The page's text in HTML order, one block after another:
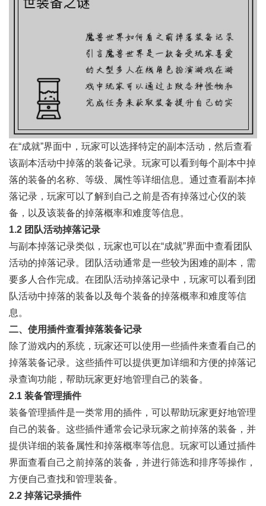
在“成就”界面中，玩家可以选择特定的副本活动，然后查看
该副本活动中掉落的装备记录。玩家可以看到每个副本中掉
落的装备的名称、等级、属性等详细信息。通过查看副本掉
落记录，玩家可以了解到自己之前是否有掉落过心仪的装
备，以及该装备的掉落概率和难度等信息。
1.2 团队活动掉落记录
与副本掉落记录类似，玩家也可以在“成就”界面中查看团队
活动的掉落记录。团队活动通常是一些较为困难的副本，需
要多人合作完成。在团队活动掉落记录中，玩家可以看到团
队活动中掉落的装备以及每个装备的掉落概率和难度等信
息。
二、使用插件查看掉落装备记录
除了游戏内的系统，玩家还可以使用一些插件来查看自己的
掉落装备记录。这些插件可以提供更加详细和方便的掉落记
录查询功能，帮助玩家更好地管理自己的装备。
2.1 装备管理插件
装备管理插件是一类常用的插件，可以帮助玩家更好地管理
自己的装备。这些插件通常会记录玩家之前掉落的装备，并
提供详细的装备属性和掉落概率等信息。玩家可以通过插件
界面查看自己之前掉落的装备，并进行筛选和排序等操作，
方便自己查找和管理装备。
2.2 掉落记录插件